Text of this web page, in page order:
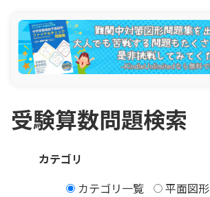
受験算数問題検索
カテゴリ
カテゴリ一覧
平面図形